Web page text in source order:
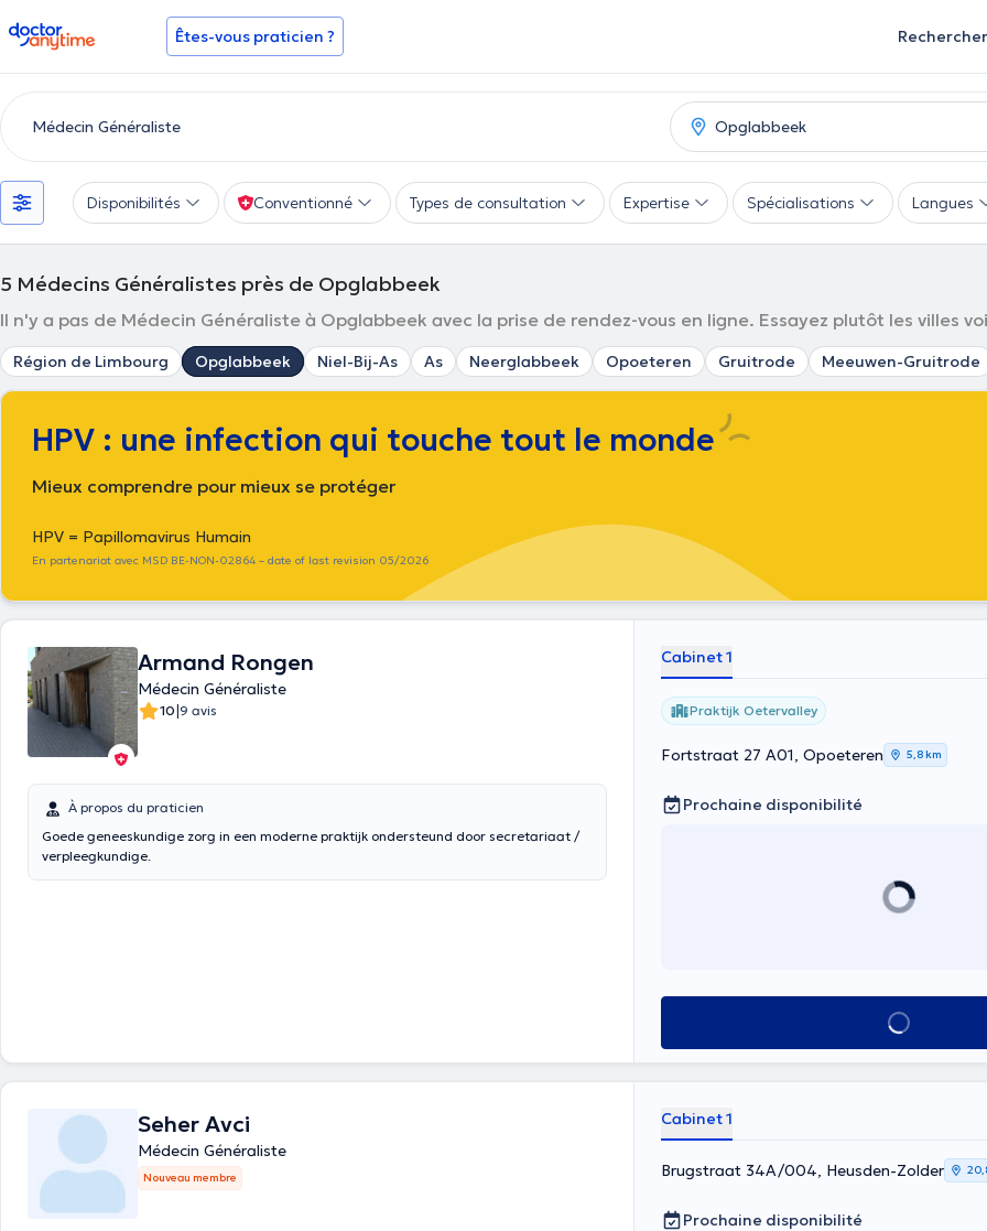
doctoranytime Êtes-vous praticien ? Rechercher
Disponibilités Conventionné Types de consultation Expertise Spécialisations Langues
5 Médecins Généralistes près de Opglabbeek
Il n'y a pas de Médecin Généraliste à Opglabbeek avec la prise de rendez-vous en ligne. Essayez plutôt les villes
Région de Limbourg Opglabbeek Niel-Bij-As As Neerglabbeek Opoeteren Gruitrode Meeuwen-Gruitrode
HPV : une infection qui touche tout le monde
Mieux comprendre pour mieux se protéger
HPV = Papillomavirus Humain
En partenariat avec MSD BE-NON-02864 – date of last revision 05/2026
Armand Rongen
Médecin Généraliste
10|9 avis
À propos du praticien
Goede geneeskundige zorg in een moderne praktijk ondersteund door secretariaat /
verpleegkundige.
Cabinet 1
Praktijk Oetervalley
Fortstraat 27 A01, Opoeteren 5,8 km
Prochaine disponibilité
Voir tout
Seher Avci
Médecin Généraliste
Nouveau membre
Cabinet 1
Brugstraat 34A/004, Heusden-Zolder
Prochaine disponibilité